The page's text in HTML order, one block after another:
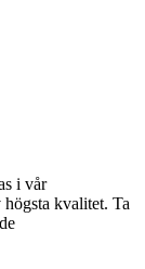
i vår
kvalitet. Ta